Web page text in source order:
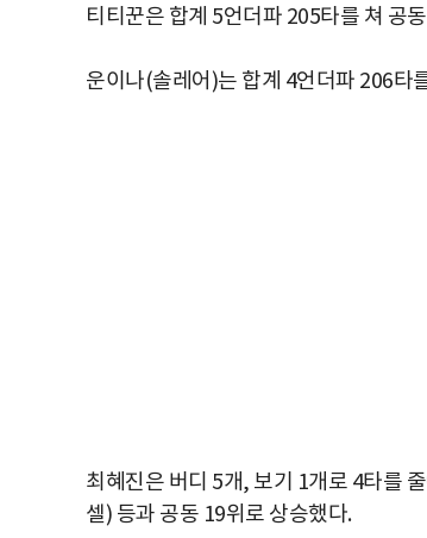
티티꾼은 합계 5언더파 205타를 쳐 공
운이나(솔레어)는 합계 4언더파 206타
최혜진은 버디 5개, 보기 1개로 4타를
셀) 등과 공동 19위로 상승했다.